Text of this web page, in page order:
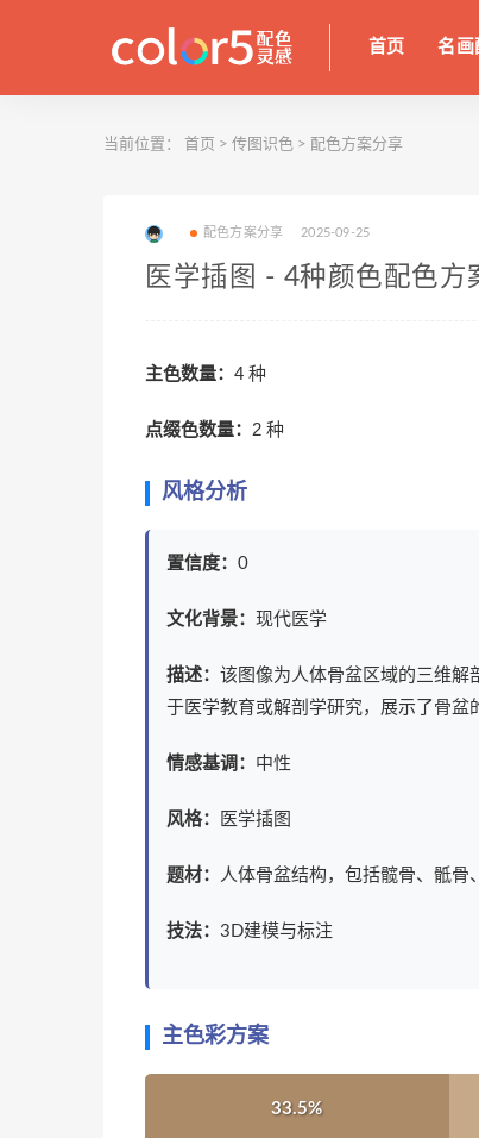
首页 名画
当前位置： 首页 > 传图识色 > 配色方案分享
配色方案分享 2025-09-25
医学插图 - 4种颜色配色方
主色数量： 4 种
点缀色数量： 2 种
风格分析
置信度： 0
文化背景： 现代医学
描述： 该图像为人体骨盆区域的三维解
于医学教育或解剖学研究，展示了骨盆
情感基调： 中性
风格： 医学插图
题材： 人体骨盆结构，包括髋骨、骶骨
技法： 3D建模与标注
主色彩方案
33.5%